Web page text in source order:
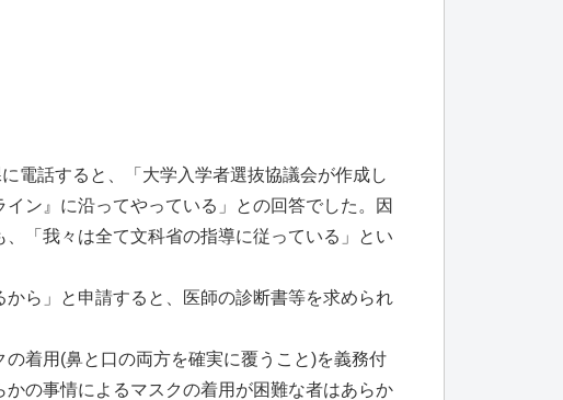
電話すると、「大学入学者選抜協議会が作成し
ン』に沿ってやっている」との回答でした。因
「我々は全て文科省の指導に従っている」とい
ら」と申請すると、医師の診断書等を求められ
着用(鼻と口の両方を確実に覆うこと)を義務付
の事情によるマスクの着用が困難な者はあらか